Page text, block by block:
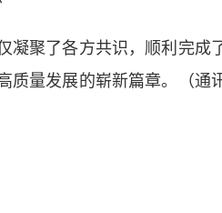
聚了各方共识，顺利完成
质量发展的崭新篇章。（通